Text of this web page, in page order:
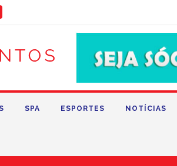
SPA ESPORTES NOTÍCIAS